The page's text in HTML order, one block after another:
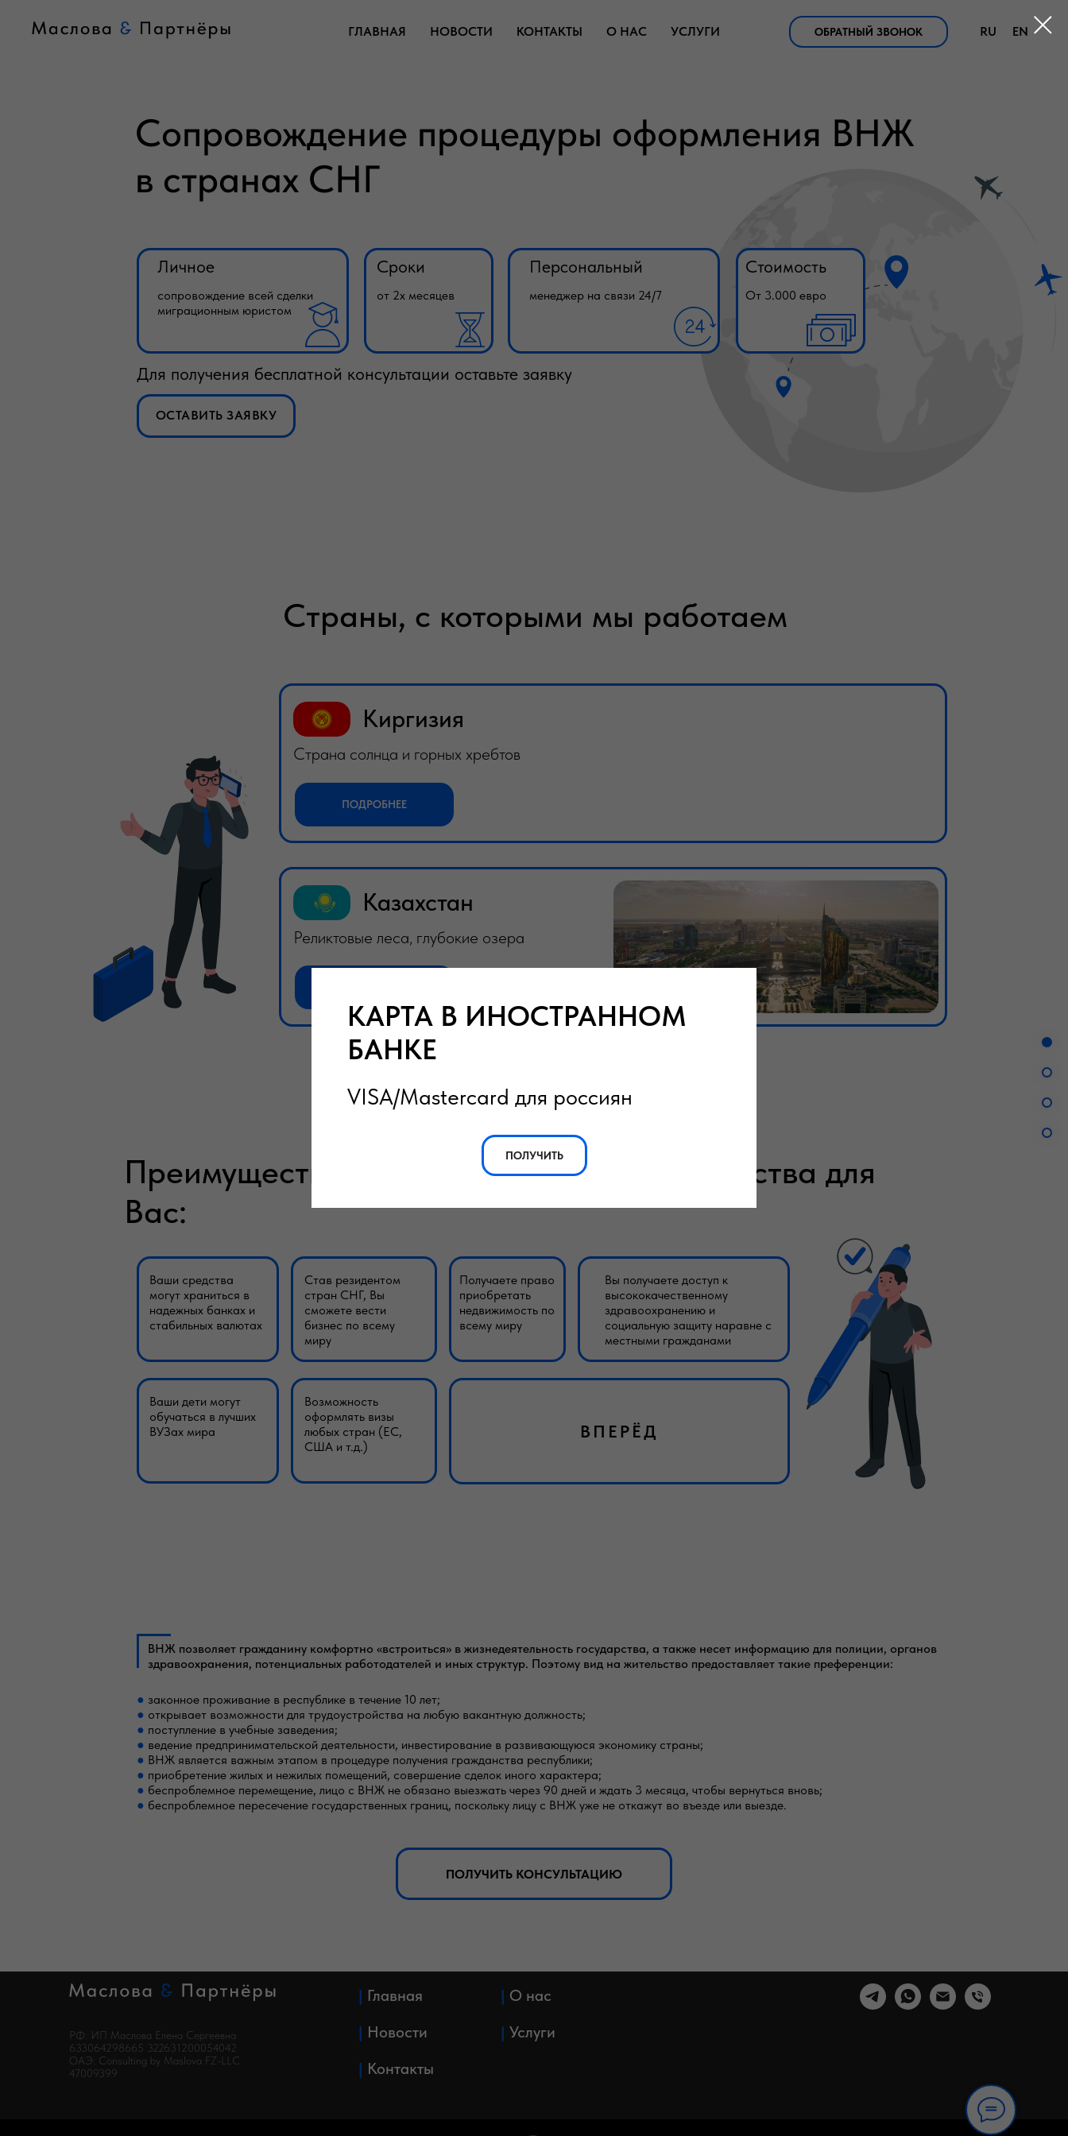
ГЛАВНАЯ НОВОСТИ КОНТАКТЫ О НАС УСЛУГИ ОБРАТНЫЙ ЗВОНОК RU EN
КАРТА В ИНОСТРАННОМ
БАНКЕ
VISA/Mastercard для россиян
ПОЛУЧИТЬ
Личное
сопровождение всей сделки
миграционным юристом
Сроки
от 2х месяцев
Персональный
менеджер на связи 24/7
Стоимость
От 3.000 евро
Сопровождение процедуры оформления ВНЖ
в странах СНГ
Для получения бесплатной консультации оставьте заявку
ОСТАВИТЬ ЗАЯВКУ
Киргизия
Страна солнца и горных хребтов
ПОДРОБНЕЕ
Казахстан
Реликтовые леса, глубокие озера
Страны, с которыми мы работаем
Ваши средства
могут храниться в
надежных банках и
стабильных валютах
Став резидентом
стран СНГ, Вы
сможете вести
бизнес по всему
миру
Получаете право
приобретать
недвижимость по
всему миру
Ваши дети могут
обучаться в лучших
ВУЗах мира
Вы получаете доступ к
высококачественному
здравоохранению и
социальную защиту наравне с
местными гражданами
Возможность
оформлять визы
любых стран (ЕС,
США и т.д.)
ВПЕРЁД
Преимущества получения ВНЖ и гражданства для
Вас:
ВНЖ позволяет гражданину комфортно «встроиться» в жизнедеятельность государства, а также несет информацию для полиции, органов
здравоохранения, потенциальных работодателей и иных структур. Поэтому вид на жительство предоставляет такие преференции:
● законное проживание в республике в течение 10 лет;
● открывает возможности для трудоустройства на любую вакантную должность;
● поступление в учебные заведения;
● ведение предпринимательской деятельности, инвестирование в развивающуюся экономику страны;
● ВНЖ является важным этапом в процедуре получения гражданства республики;
● приобретение жилых и нежилых помещений, совершение сделок иного характера;
● беспроблемное перемещение, лицо с ВНЖ не обязано выезжать через 90 дней и ждать 3 месяца, чтобы вернуться вновь;
● беспроблемное пересечение государственных границ, поскольку лицу с ВНЖ уже не откажут во въезде или выезде.
ПОЛУЧИТЬ КОНСУЛЬТАЦИЮ
РФ: ИП Маслова Елена Сергеевна
633064298665 322631200054042
ОАЭ: Consulting by Maslova FZ-LLC
47009399
| Главная
| Новости
| Контакты
| О нас
| Услуги